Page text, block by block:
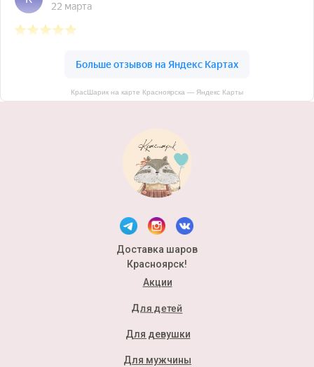
КрасШарик на карте Красноярска — Яндекс Карты
Доставка шаров
Красноярск!
Акции
Для детей
Для девушки
Для мужчины